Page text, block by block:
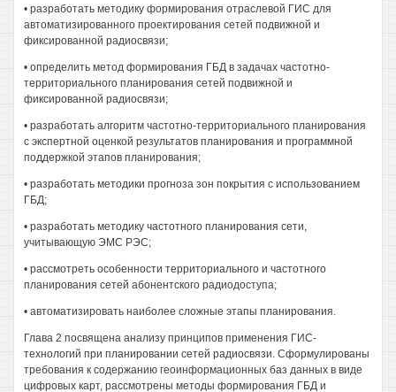
• разработать методику формирования отраслевой ГИС для
автоматизированного проектирования сетей подвижной и
фиксированной радиосвязи;
• определить метод формирования ГБД в задачах частотно-
территориального планирования сетей подвижной и
фиксированной радиосвязи;
• разработать алгоритм частотно-территориального планирования
с экспертной оценкой результатов планирования и программной
поддержкой этапов планирования;
• разработать методики прогноза зон покрытия с использованием
ГБД;
• разработать методику частотного планирования сети,
учитывающую ЭМС РЭС;
• рассмотреть особенности территориального и частотного
планирования сетей абонентского радиодоступа;
• автоматизировать наиболее сложные этапы планирования.
Глава 2 посвящена анализу принципов применения ГИС-
технологий при планировании сетей радиосвязи. Сформулированы
требования к содержанию геоинформационных баз данных в виде
цифровых карт, рассмотрены методы формирования ГБД и